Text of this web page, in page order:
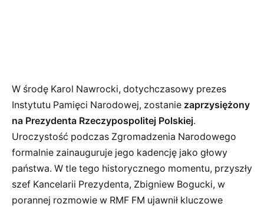
W środę Karol Nawrocki, dotychczasowy prezes
Instytutu Pamięci Narodowej, zostanie zaprzysiężony
na Prezydenta Rzeczypospolitej Polskiej.
Uroczystość podczas Zgromadzenia Narodowego
formalnie zainauguruje jego kadencję jako głowy
państwa. W tle tego historycznego momentu, przyszły
szef Kancelarii Prezydenta, Zbigniew Bogucki, w
porannej rozmowie w RMF FM ujawnił kluczowe